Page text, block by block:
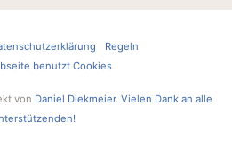
Regeln
benutzt Cookies
von Daniel Diekmeier. Vielen Dank an alle